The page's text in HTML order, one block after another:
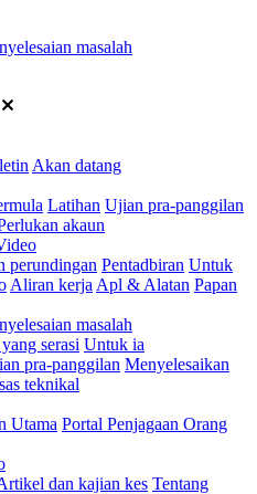
masalah
Akan datang
Latihan Ujian pra-panggilan
akaun
perundingan Pentadbiran Untuk
Aliran kerja Apl & Alatan Papan
masalah
serasi Untuk ia
pra-panggilan Menyelesaikan
teknikal
Utama Portal Penjagaan Orang
dan kajian kes Tentang